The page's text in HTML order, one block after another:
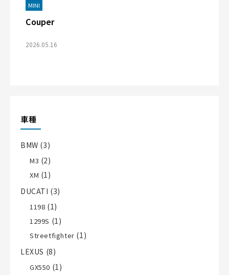
MINI
Couper
2026.05.16
車種
BMW (3)
M3 (2)
XM (1)
DUCATI (3)
1198 (1)
1299S (1)
Streetfighter (1)
LEXUS (8)
GX550 (1)